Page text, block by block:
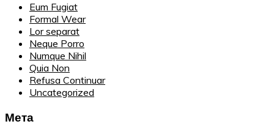
Eum Fugiat
Formal Wear
Lor separat
Neque Porro
Numque Nihil
Quia Non
Refusa Continuar
Uncategorized
Мета